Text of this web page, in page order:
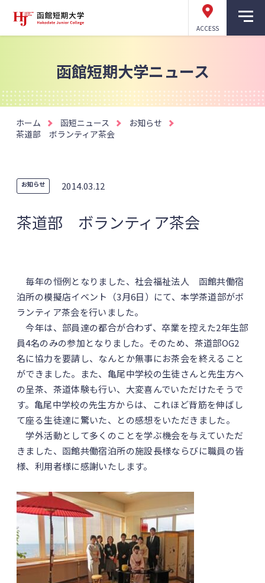
ACCESS
函館短期大学ニュース
ホーム 函短ニュース
お知らせ
茶道部 ボランティア茶会
お知らせ 2014.03.12
茶道部 ボランティア茶会
毎年の恒例となりました、社会福祉法人 函館共働宿
泊所の模擬店イベント（3月6日）にて、本学茶道部がボ
ランティア茶会を行いました。
今年は、部員達の都合が合わず、卒業を控えた2年生部
員4名のみの参加となりました。そのため、茶道部OG2
名に協力を要請し、なんとか無事にお茶会を終えること
ができました。また、亀尾中学校の生徒さんと先生方へ
の呈茶、茶道体験も行い、大変喜んでいただけたそうで
す。亀尾中学校の先生方からは、これほど背筋を伸ばし
て座る生徒達に驚いた、との感想をいただきました。
学外活動として多くのことを学ぶ機会を与えていただ
きました、函館共働宿泊所の施設長様ならびに職員の皆
様、利用者様に感謝いたします。